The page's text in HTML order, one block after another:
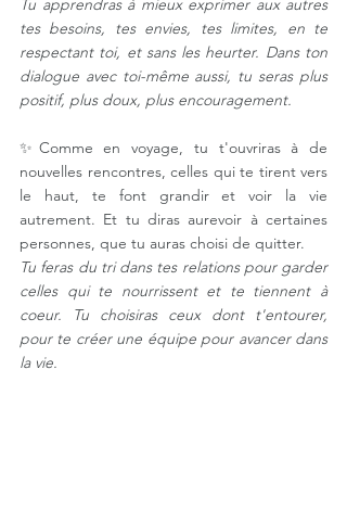
Tu apprendras à mieux exprimer aux autres
tes besoins, tes envies, tes limites, en te
respectant toi, et sans les heurter. Dans ton
dialogue avec toi-même aussi, tu seras plus
positif, plus doux, plus encouragement.
✨Comme en voyage, tu t'ouvriras à de
nouvelles rencontres, celles qui te tirent vers
le haut, te font grandir et voir la vie
autrement. Et tu diras aurevoir à certaines
personnes, que tu auras choisi de quitter. ⠀
Tu feras du tri dans tes relations pour garder
celles qui te nourrissent et te tiennent à
coeur. Tu choisiras ceux dont t'entourer,
pour te créer une équipe pour avancer dans
la vie.